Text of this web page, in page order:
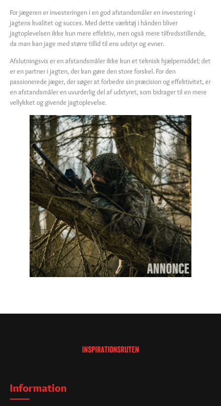
For jægeren er investeringen i en god afstandsmåler en investering i
jagtens kvalitet og succes. Med dette værktøj i hånden bliver
jagtoplevelsen ikke kun mere effektiv, men også mere tilfredsstillende,
da man kan jage med større tillid til ens udstyr og evner.
Afslutningsvis er en afstandsmåler ikke kun et teknisk hjælpemiddel; det
er en partner i jagten, der kan gøre den store forskel. For den
passionerede jæger, der søger at forbedre sin præcision og effektivitet, er
en afstandsmåler en uvurderlig del af udstyret, som bidrager til en mere
vellykket og givende jagtoplevelse.
Information